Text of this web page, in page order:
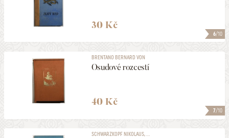
6/10
30 Kč
7/10
BRENTANO BERNARD VON
Osudové rozcestí
40 Kč
SCHWARZKOPF NIKOLAUS, ...